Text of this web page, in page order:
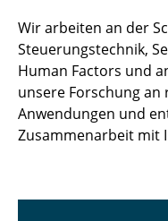
Wir arbeiten an der
Steuerungstechnik,
Human Factors und
unsere Forschung
Anwendungen und
Zusammenarbeit mit